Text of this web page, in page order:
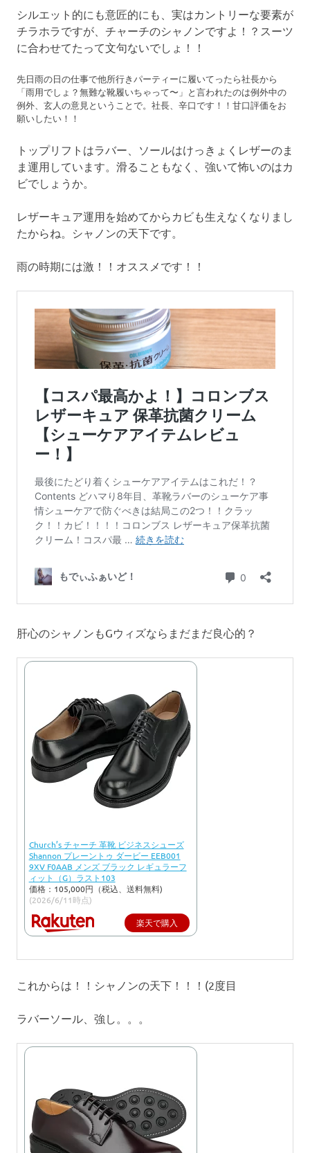
シルエット的にも意匠的にも、実はカントリーな要素が
チラホラですが、チャーチのシャノンですよ！？スーツ
に合わせてたって文句ないでしょ！！
先日雨の日の仕事で他所行きパーティーに履いてったら社長から
「雨用でしょ？無難な靴履いちゃって〜」と言われたのは例外中の
例外、玄人の意見ということで。社長、辛口です！！甘口評価をお
願いしたい！！
トップリフトはラバー、ソールはけっきょくレザーのま
ま運用しています。滑ることもなく、強いて怖いのはカ
ビでしょうか。
レザーキュア運用を始めてからカビも生えなくなりまし
たからね。シャノンの天下です。
雨の時期には激！！オススメです！！
肝心のシャノンもGウィズならまだまだ良心的？
Church’s チャーチ 革靴 ビジネスシューズ
Shannon プレーントゥ ダービー EEB001
9XV F0AAB メンズ ブラック レギュラーフ
ィット（G）ラスト103
価格：105,000円（税込、送料無料)
(2026/6/11時点)
楽天で購入
これからは！！シャノンの天下！！！(2度目
ラバーソール、強し。。。